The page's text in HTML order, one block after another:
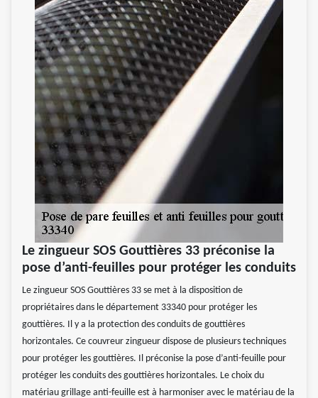
Le zingueur SOS Gouttières 33 préconise la
pose d’anti-feuilles pour protéger les conduits
Le zingueur SOS Gouttières 33 se met à la disposition de
propriétaires dans le département 33340 pour protéger les
gouttières. Il y a la protection des conduits de gouttières
horizontales. Ce couvreur zingueur dispose de plusieurs techniques
pour protéger les gouttières. Il préconise la pose d’anti-feuille pour
protéger les conduits des gouttières horizontales. Le choix du
matériau grillage anti-feuille est à harmoniser avec le matériau de la